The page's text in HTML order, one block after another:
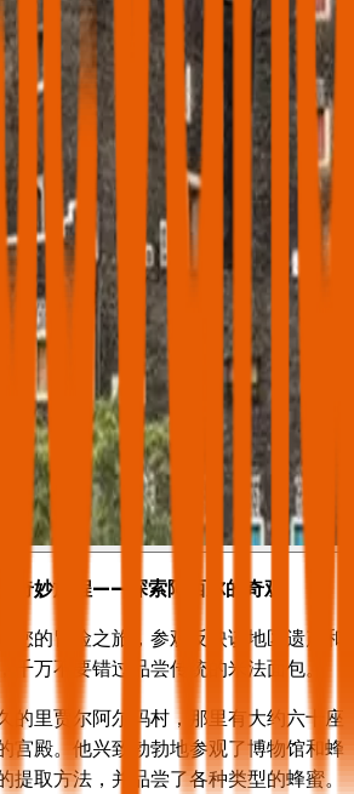
奇妙旅程——探索阿西尔的奇观
您的冒险之旅，参观反映该地区遗产和
千万不要错过品尝传统的米法面包。
的里贾尔阿尔玛村，那里有大约六十座
宫殿。他兴致勃勃地参观了博物馆和蜂
提取方法，并品尝了各种类型的蜂蜜。